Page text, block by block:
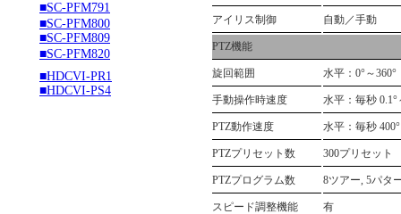
■SC-PFM791
■SC-PFM800
■SC-PFM809
■SC-PFM820
■HDCVI-PR1
■HDCVI-PS4
アイリス制御 自動／手動
PTZ機能
旋回範囲 水平：0°～
手動操作時速度 水平：毎秒
PTZ動作速度 水平：毎秒
PTZプリセット数 300プリセット
PTZプログラム数 8ツアー, 5パタ
スピード調整機能 有